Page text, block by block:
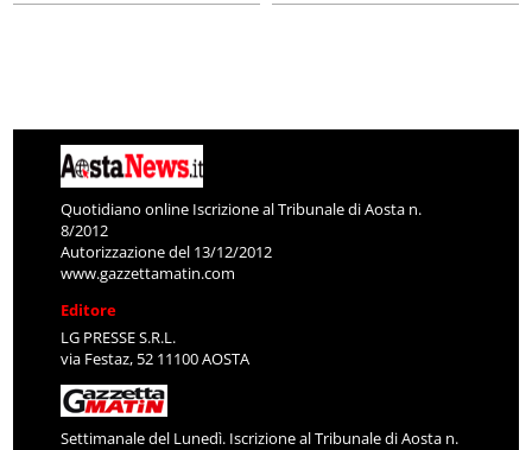
Quotidiano online Iscrizione al Tribunale di Aosta n.
8/2012
Autorizzazione del 13/12/2012
www.gazzettamatin.com
Editore
LG PRESSE S.R.L.
via Festaz, 52 11100 AOSTA
Settimanale del Lunedì. Iscrizione al Tribunale di Aosta n.